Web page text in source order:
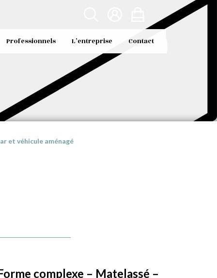
Professionnels L’entreprise Contact
et véhicule aménagé
complexe – Matelassé –